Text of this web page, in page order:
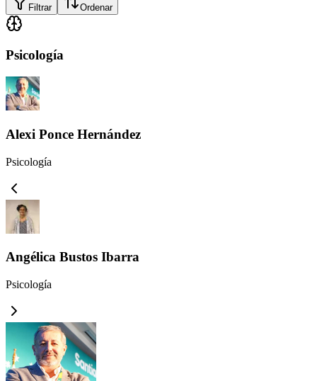
Filtrar Ordenar
Psicología
Alexi Ponce Hernández
Psicología
Angélica Bustos Ibarra
Psicología